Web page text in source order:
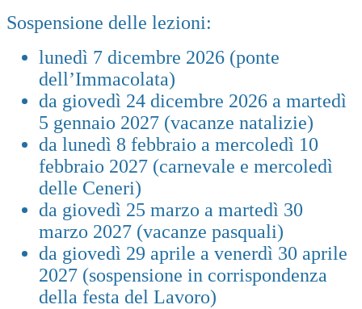
Sospensione delle lezioni:
lunedì 7 dicembre 2026 (ponte
dell’Immacolata)
da giovedì 24 dicembre 2026 a martedì
5 gennaio 2027 (vacanze natalizie)
da lunedì 8 febbraio a mercoledì 10
febbraio 2027 (carnevale e mercoledì
delle Ceneri)
da giovedì 25 marzo a martedì 30
marzo 2027 (vacanze pasquali)
da giovedì 29 aprile a venerdì 30 aprile
2027 (sospensione in corrispondenza
della festa del Lavoro)